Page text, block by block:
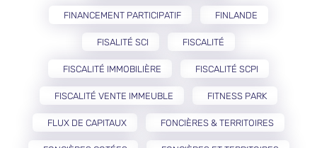
FINANCEMENT PARTICIPATIF FINLANDE
FISALITÉ SCI FISCALITÉ
FISCALITÉ IMMOBILIÈRE FISCALITÉ SCPI
FISCALITÉ VENTE IMMEUBLE FITNESS PARK
FLUX DE CAPITAUX FONCIÈRES & TERRITOIRES